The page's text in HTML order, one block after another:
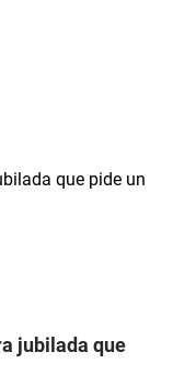
jubilada que